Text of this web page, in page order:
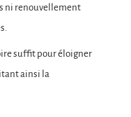
ni renouvellement
suffit pour éloigner
ainsi la